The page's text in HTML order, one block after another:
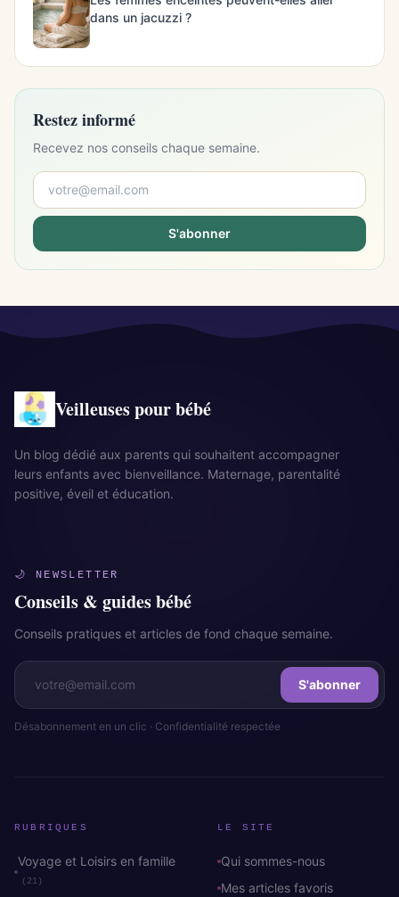
dans un jacuzzi ?
Restez informé
Recevez nos conseils chaque semaine.
S'abonner
Veilleuses pour bébé
Un blog dédié aux parents qui souhaitent accompagner
leurs enfants avec bienveillance. Maternage, parentalité
positive, éveil et éducation.
🌙 NEWSLETTER
Conseils & guides bébé
Conseils pratiques et articles de fond chaque semaine.
S'abonner
Désabonnement en un clic · Confidentialité respectée
RUBRIQUES
Voyage et Loisirs en famille
(21)
LE SITE
Qui sommes-nous
Mes articles favoris